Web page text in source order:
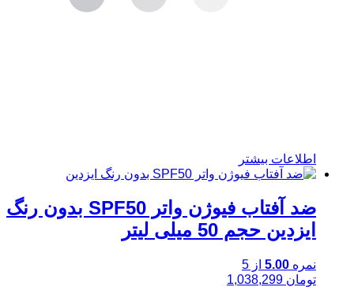
اطلاعات بیشتر
ضد آفتاب فیوژن واتر SPF50 بدون رنگ
ایزدین حجم 50 میلی لیتر
نمره 5.00 از 5
تومان